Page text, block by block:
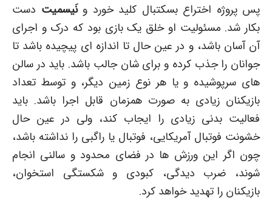
پس پروژه اختراع بسکتبال کلید خورد ونَیسمیت دست
بکار شد. مسئولیت او خلق یک بازی بود که درک و اجرای
آن آسان باشد، و در عین حال تا اندازه ای پیچیده باشد تا
جوانان را جذب کرده و برای شان جالب باشد. باید در سالن
های سرپوشیده و یا هر نوع زمین دیگر، و توسط تعداد
بازیکنان زیادی به صورت همزمان قابل اجرا باشد. باید
فعالیت بدنی زیادی را ایجاب کند، ولی در عین حال
خشونت فوتبال آمریکایی، فوتبال یا راگبی را نداشته باشد،
چون اگر این ورزش ها در فضای محدود و سالنی انجام
شوند، ضرب دیدگی، کبودی و شکستگی استخوان،
بازیکنان را تهدید خواهد کرد.